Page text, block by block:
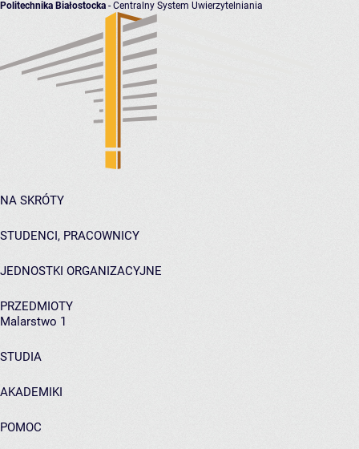
Politechnika Białostocka - Centralny System Uwierzytelniania
NA SKRÓTY
STUDENCI, PRACOWNICY
JEDNOSTKI ORGANIZACYJNE
PRZEDMIOTY
Malarstwo 1
STUDIA
AKADEMIKI
POMOC